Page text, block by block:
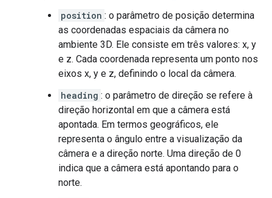
position : o parâmetro de posição determina
as coordenadas espaciais da câmera no
ambiente 3D. Ele consiste em três valores: x, y
e z. Cada coordenada representa um ponto nos
eixos x, y e z, definindo o local da câmera.
heading : o parâmetro de direção se refere à
direção horizontal em que a câmera está
apontada. Em termos geográficos, ele
representa o ângulo entre a visualização da
câmera e a direção norte. Uma direção de 0
indica que a câmera está apontando para o
norte.